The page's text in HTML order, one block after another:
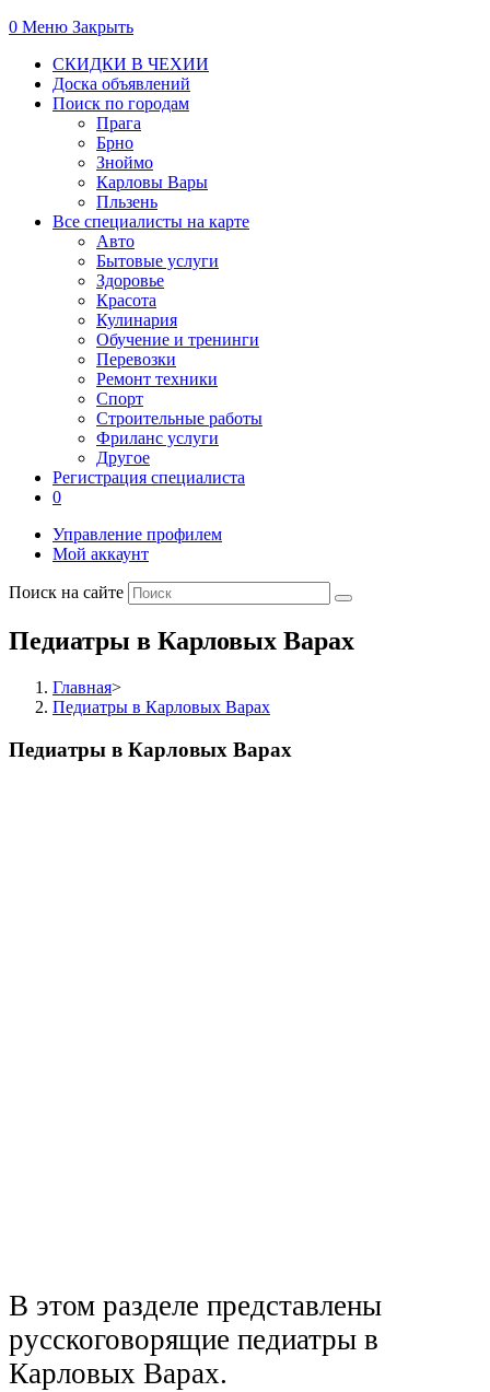
0 Меню Закрыть
СКИДКИ В ЧЕХИИ
Доска объявлений
Поиск по городам
Прага
Брно
Зноймо
Карловы Вары
Пльзень
Все специалисты на карте
Авто
Бытовые услуги
Здоровье
Красота
Кулинария
Обучение и тренинги
Перевозки
Ремонт техники
Спорт
Строительные работы
Фриланс услуги
Другое
Регистрация специалиста
0
Управление профилем
Мой аккаунт
Поиск на сайте
Педиатры в Карловых Варах
Главная>
Педиатры в Карловых Варах
Педиатры в Карловых Варах
В этом разделе представлены
русскоговорящие педиатры в
Карловых Варах.